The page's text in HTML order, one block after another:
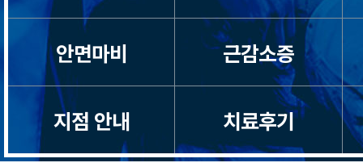
안면마비 근감소증
지점 안내 치료후기
척수증
경추관협착증
허리디스크